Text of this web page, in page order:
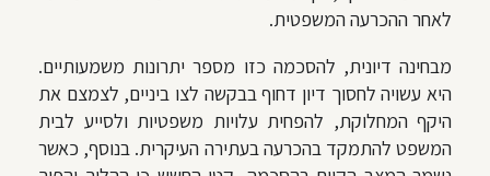
לאחר ההכרעה המשפטית.
מבחינה דיונית, להסכמה כזו מספר יתרונות משמעותיים.
היא עשויה לחסוך דיון דחוף בבקשה לצו ביניים, לצמצם את
היקף המחלוקת, להפחית עלויות משפטיות ולסייע לבית
המשפט להתמקד בהכרעה בעתירה העיקרית. בנוסף, כאשר